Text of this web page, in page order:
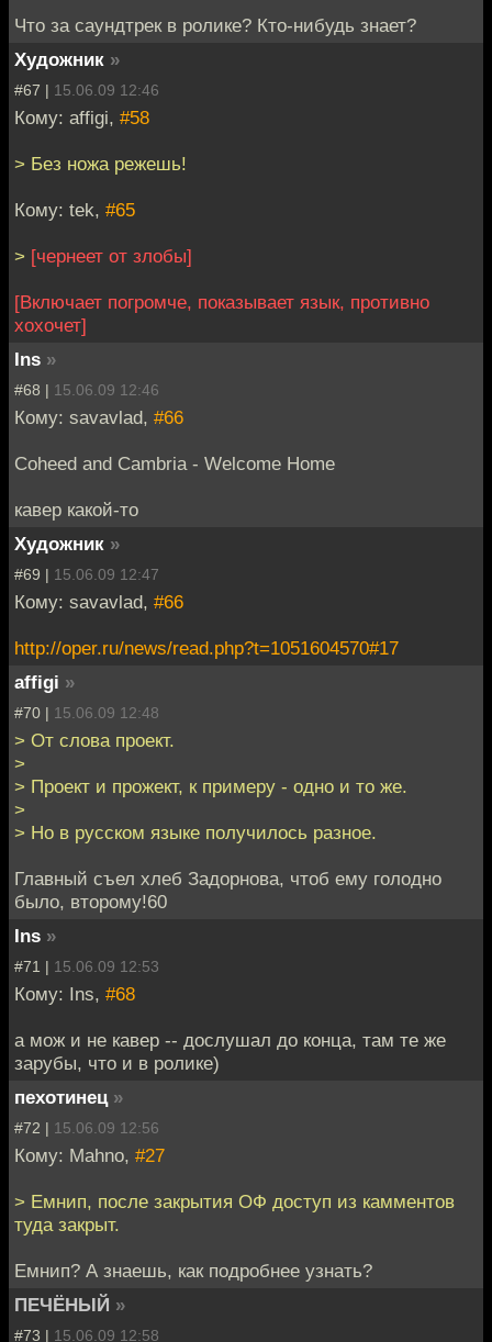
Что за саундтрек в ролике? Кто-нибудь знает?
Художник »
#67 | 15.06.09 12:46
Кому: affigi, #58
> Без ножа режешь!
Кому: tek, #65
> [чернеет от злобы]
[Включает погромче, показывает язык, противно
хохочет]
Ins »
#68 | 15.06.09 12:46
Кому: savavlad, #66
Coheed and Cambria - Welcome Home
кавер какой-то
Художник »
#69 | 15.06.09 12:47
Кому: savavlad, #66
http://oper.ru/news/read.php?t=1051604570#17
affigi »
#70 | 15.06.09 12:48
> От слова проект.
>
> Проект и прожект, к примеру - одно и то же.
>
> Но в русском языке получилось разное.
Главный съел хлеб Задорнова, чтоб ему голодно
было, второму!60
Ins »
#71 | 15.06.09 12:53
Кому: Ins, #68
а мож и не кавер -- дослушал до конца, там те же
зарубы, что и в ролике)
пехотинец »
#72 | 15.06.09 12:56
Кому: Mahno, #27
> Емнип, после закрытия ОФ доступ из камментов
туда закрыт.
Емнип? А знаешь, как подробнее узнать?
ПЕЧЁНЫЙ »
#73 | 15.06.09 12:58